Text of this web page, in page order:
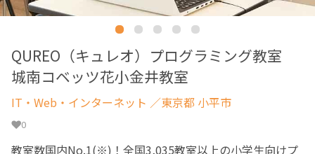
QUREO（キュレオ）プログラミング教室
城南コベッツ花小金井教室
IT・Web・インターネット ／東京都 小平市
0
教室数国内No.1(※)！全国3,035教室以上の小学生向けプ